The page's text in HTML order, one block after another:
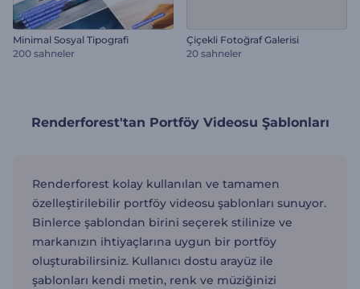
Minimal Sosyal Tipografi
200 sahneler
Çiçekli Fotoğraf Galerisi
20 sahneler
Renderforest'tan Portföy Videosu Şablonları
Renderforest kolay kullanılan ve tamamen
özelleştirilebilir portföy videosu şablonları sunuyor.
Binlerce şablondan birini seçerek stilinize ve
markanızın ihtiyaçlarına uygun bir portföy
oluşturabilirsiniz. Kullanıcı dostu arayüz ile
şablonları kendi metin, renk ve müziğinizi